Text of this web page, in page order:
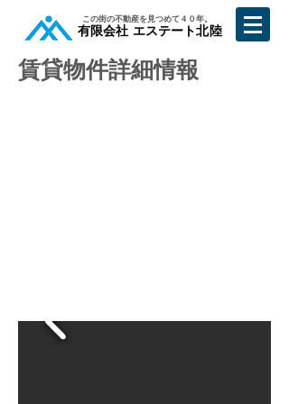
​この街の不動産を見つめて４０年。
​有限会社 エステート北陸
賃貸物件詳細情報